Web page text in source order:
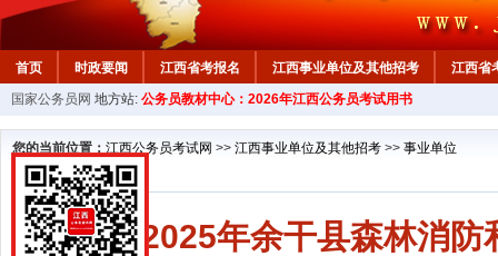
首页 时政要闻 江西省考报名 江西事业单位及其他招考 江西省
教材中心
国家公务员网 地方站: 公务员教材中心：2026年江西公务员考试用书
您的当前位置： 江西公务员考试网 >> 江西事业单位及其他招考 >> 事业单位
2025年余干县森林消